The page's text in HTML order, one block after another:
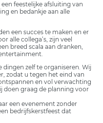
feestelijke afsluiting van
en bedankje aan alle
een succes te maken en er
alle collega’s, zijn veel
breed scala aan dranken,
dingen zelf te organiseren. Wij
zodat u tegen het eind van
en vol verwachting
doen graag de planning voor
een evenement zonder
bedrijfskerstfeest dat